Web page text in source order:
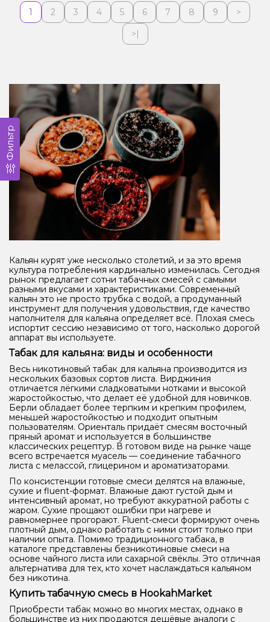
1 2 3 4 5 6 7 8 9
>
>|
Кальян курят уже несколько столетий, и за это время
культура потребления кардинально изменилась. Сегодня
рынок предлагает сотни табачных смесей с самыми
разными вкусами и характеристиками. Современный
кальян это не просто трубка с водой, а продуманный
инструмент для получения удовольствия, где качество
наполнителя для кальяна определяет всё. Плохая смесь
испортит сессию независимо от того, насколько дорогой
аппарат вы используете.
Табак для кальяна: виды и особенности
Весь никотиновый табак для кальяна производится из
нескольких базовых сортов листа. Вирджиния
отличается лёгкими сладковатыми нотками и высокой
жаростойкостью, что делает её удобной для новичков.
Берли обладает более терпким и крепким профилем,
меньшей жаростойкостью и подходит опытным
пользователям. Ориенталь придаёт смесям восточный
пряный аромат и используется в большинстве
классических рецептур. В готовом виде на рынке чаще
всего встречается муасель — соединение табачного
листа с мелассой, глицерином и ароматизаторами.
По консистенции готовые смеси делятся на влажные,
сухие и fluent-формат. Влажные дают густой дым и
интенсивный аромат, но требуют аккуратной работы с
жаром. Сухие прощают ошибки при нагреве и
равномернее прогорают. Fluent-смеси формируют очень
плотный дым, однако работать с ними стоит только при
наличии опыта. Помимо традиционного табака, в
каталоге представлены безникотиновые смеси на
основе чайного листа или сахарной свёклы. Это отличная
альтернатива для тех, кто хочет наслаждаться кальяном
без никотина.
Купить табачную смесь в HookahMarket
Приобрести табак можно во многих местах, однако в
большинстве из них продаются дешёвые аналоги с
Фильтр